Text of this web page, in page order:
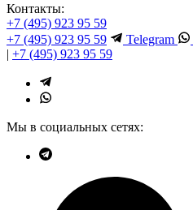
Контакты:
+7 (495) 923 95 59
+7 (495) 923 95 59
Telegram
| +7 (495) 923 95 59
Мы в социальных сетях: